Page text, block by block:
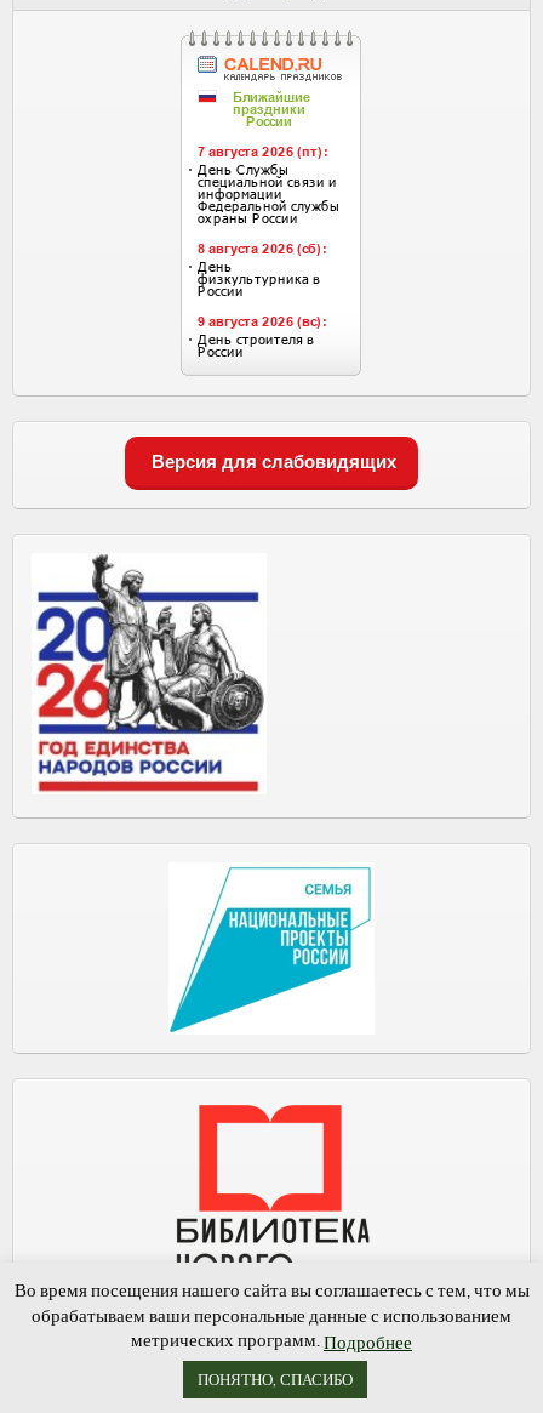
Версия для слабовидящих
Мы ВКонтакте
Во время посещения нашего сайта вы соглашаетесь с тем, что мы
обрабатываем ваши персональные данные с использованием
метрических программ. Подробнее
ПОНЯТНО, СПАСИБО